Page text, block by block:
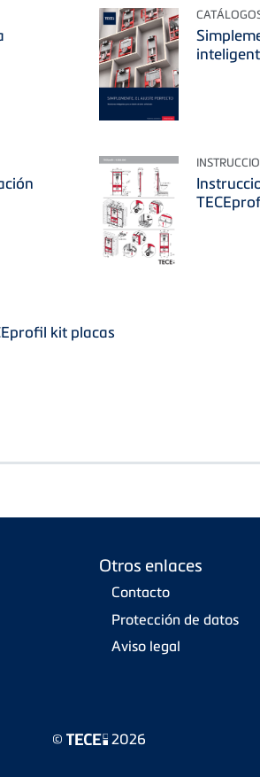
kit placas
Otros enlaces
Contacto
Protección de datos
Aviso legal
© 2026